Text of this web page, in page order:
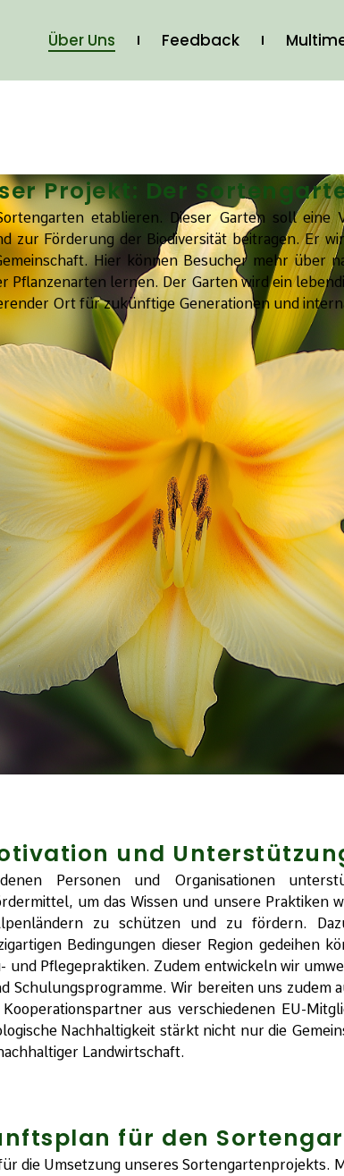
Über Uns Feedback
Projekt: Der
etablieren. Dieser Garten soll eine
zur Förderung der Biodiversität beitragen. Er
Hier können Besucher mehr über
Pflanzenarten lernen. Der Garten wird ein
Ort für zukünftige Generationen und
und
Personen und Organisationen
um das Wissen und unsere
zu schützen und zu fördern.
Bedingungen dieser Region gedeihen
und Pflegepraktiken. Zudem entwickeln wir
Schulungsprogramme. Wir bereiten uns zudem
aus verschiedenen EU-
Nachhaltigkeit stärkt nicht nur die
Landwirtschaft.
für den
die Umsetzung unseres Sortengartenprojekts.